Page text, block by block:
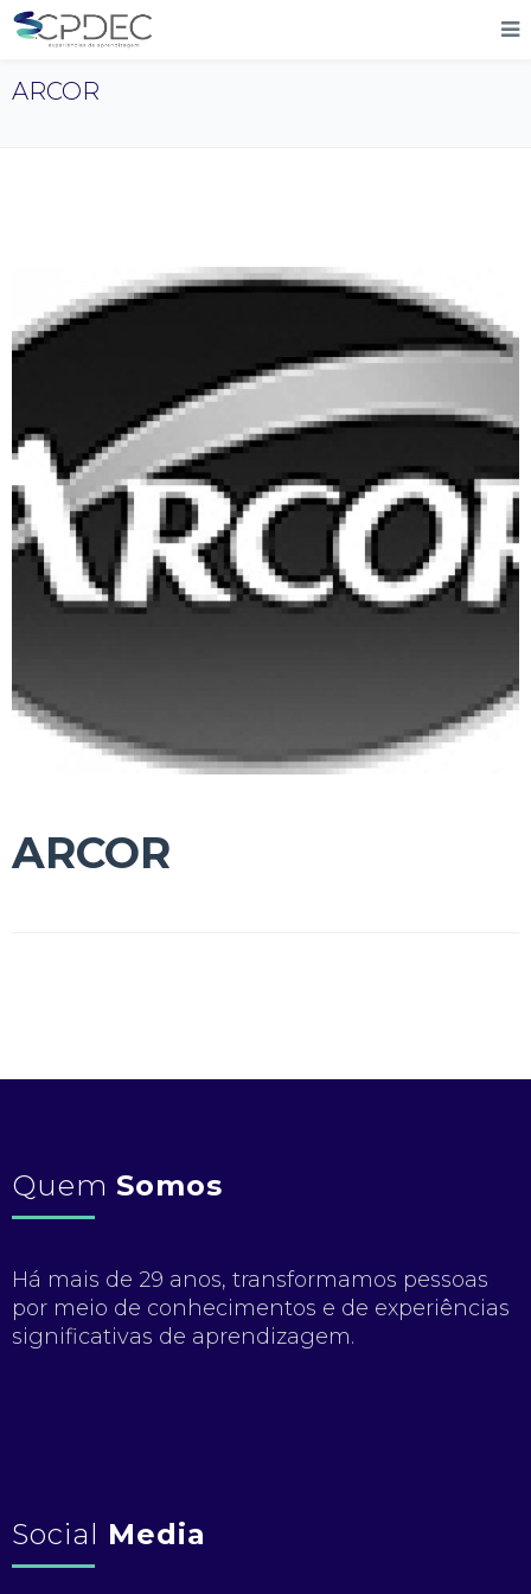
ARCOR
ARCOR
Quem Somos
Há mais de 29 anos, transformamos pessoas
por meio de conhecimentos e de experiências
significativas de aprendizagem.
Social Media